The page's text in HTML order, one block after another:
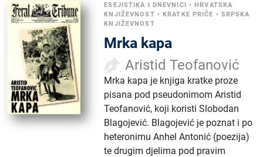
ESEJISTIKA I DNEVNICI •HRVATSKA
KNJIŽEVNOST •KRATKE PRIČE • SRPSKA
KNJIŽEVNOST
Mrka kapa
Aristid Teofanović
Mrka kapa je knjiga kratke proze
pisana pod pseudonimom Aristid
Teofanović, koji koristi Slobodan
Blagojević. Blagojević je poznat i po
heteronimu Anhel Antonić (poezija)
te drugim djelima pod pravim